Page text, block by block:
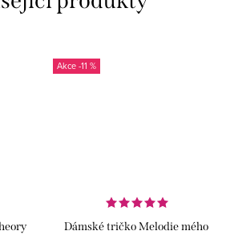
-11 %
Dámské tričko Melodie mého